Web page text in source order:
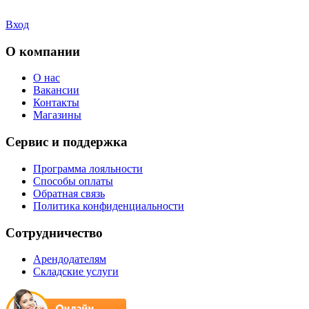
Вход
О компании
О нас
Вакансии
Контакты
Магазины
Сервис и поддержка
Программа лояльности
Способы оплаты
Обратная связь
Политика конфиденциальности
Сотрудничество
Арендодателям
Складские услуги